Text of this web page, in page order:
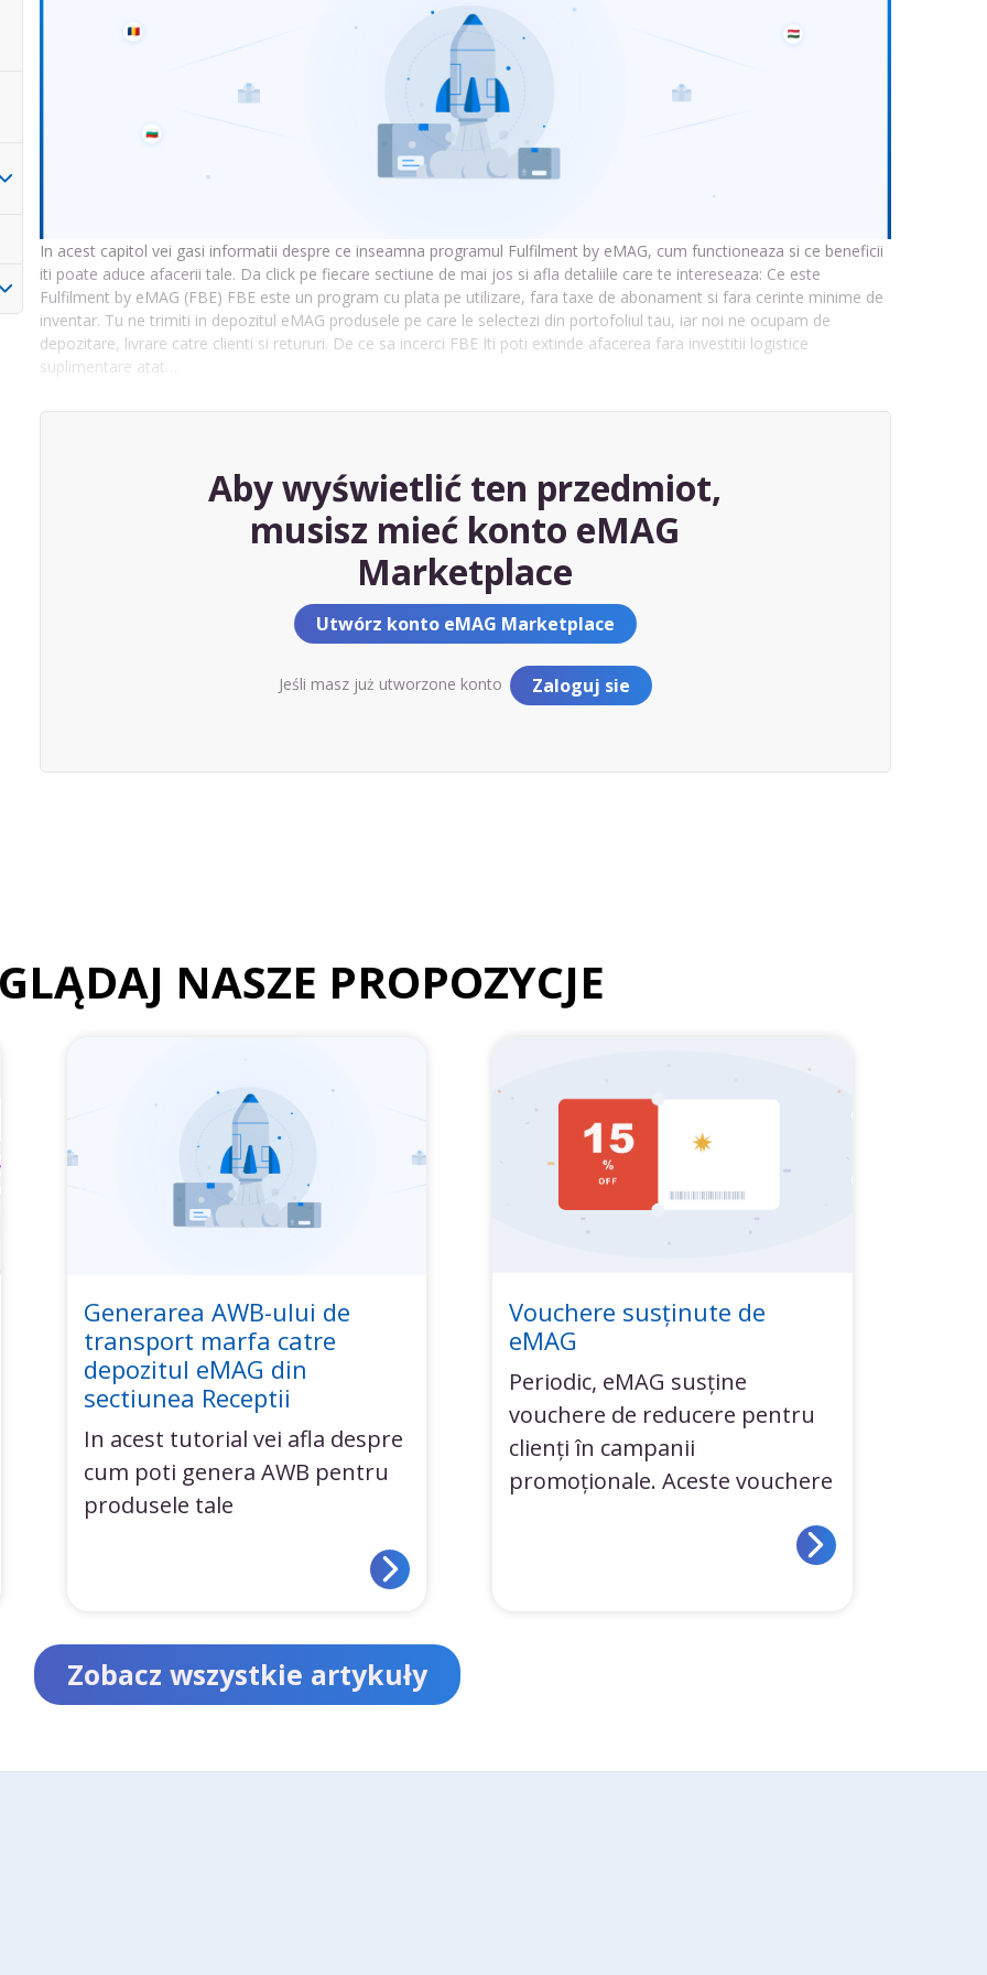
In acest capitol vei gasi informatii despre ce inseamna programul Fulfilment by eMAG, cum functioneaza si ce beneficii
iti poate aduce afacerii tale. Da click pe fiecare sectiune de mai jos si afla detaliile care te intereseaza: Ce este
Fulfilment by eMAG (FBE) FBE este un program cu plata pe utilizare, fara taxe de abonament si fara cerinte minime de
inventar. Tu ne trimiti in depozitul eMAG produsele pe care le selectezi din portofoliul tau, iar noi ne ocupam de
depozitare, livrare catre clienti si retururi. De ce sa incerci FBE Iti poti extinde afacerea fara investitii logistice
suplimentare atat…
Aby wyświetlić ten przedmiot,
musisz mieć konto eMAG
Marketplace
Utwórz konto eMAG Marketplace
Jeśli masz już utworzone konto Zaloguj sie
NASZE PROPOZYCJE
Generarea AWB-ului de
transport marfa catre
depozitul eMAG din
sectiunea Receptii
In acest tutorial vei afla despre
cum poti genera AWB pentru
produsele tale
Vouchere susținute de
eMAG
Periodic, eMAG susține
vouchere de reducere pentru
clienți în campanii
promoționale. Aceste vouchere
Zobacz wszystkie artykuły